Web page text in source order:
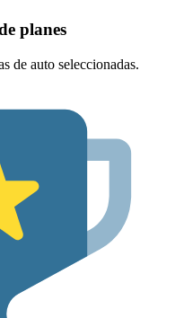
planes
de auto seleccionadas.